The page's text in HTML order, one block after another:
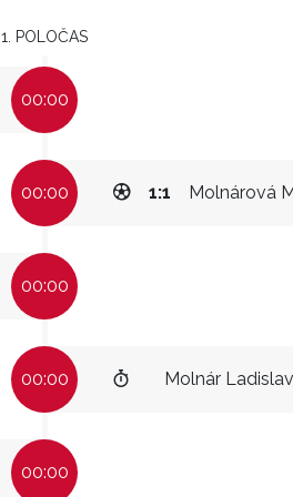
1. POLOČAS
00:00
00:00 Molnárová
1:1
00:00
00:00 Molnár Ladislav
00:00